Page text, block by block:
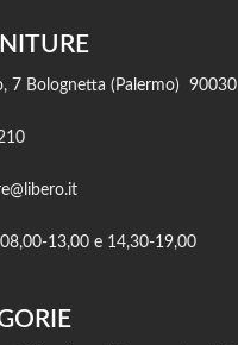
7 Bolognetta (Palermo) 90030
13,00 e 14,30-19,00